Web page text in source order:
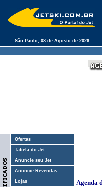
São Paulo, 08 de Agosto de 2026
Ofertas
Tabela do Jet
Anuncie seu Jet
Anuncie Revendas
Lojas Agenda